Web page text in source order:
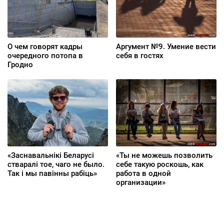
О чем говорят кадры
очередного потопа в
Гродно
Аргумент №9. Умение вести
себя в гостях
«Заснавальнікі Беларусі
стваралі тое, чаго не было.
Так і мы павінны рабіць»
«Ты не можешь позволить
себе такую роскошь, как
работа в одной
организации»